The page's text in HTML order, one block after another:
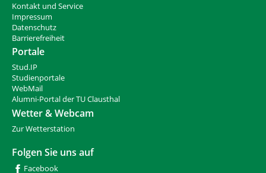
Kontakt und Service
Impressum
Datenschutz
Barrierefreiheit
Portale
Stud.IP
Studienportale
WebMail
Alumni-Portal der TU Clausthal
Wetter & Webcam
Zur Wetterstation
Folgen Sie uns auf
Facebook